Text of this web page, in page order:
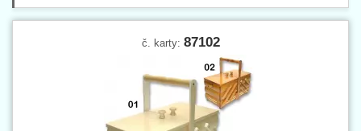
č. karty: 87102